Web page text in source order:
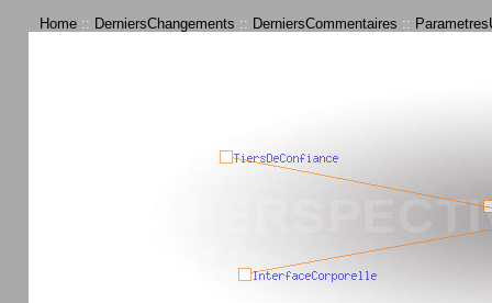
Home :: DerniersChangements :: DerniersCommentaires ::